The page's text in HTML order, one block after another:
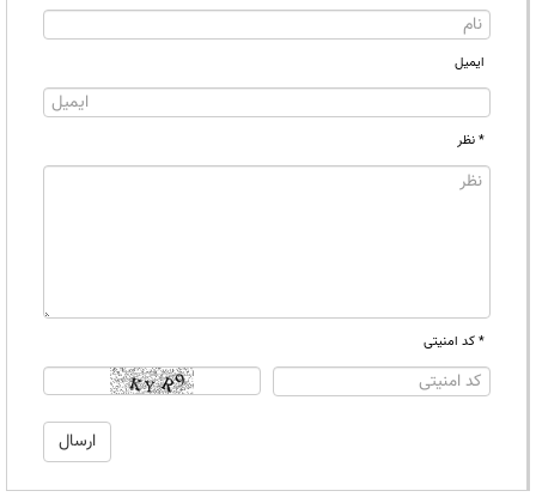
ایمیل
* نظر
* کد امنیتی